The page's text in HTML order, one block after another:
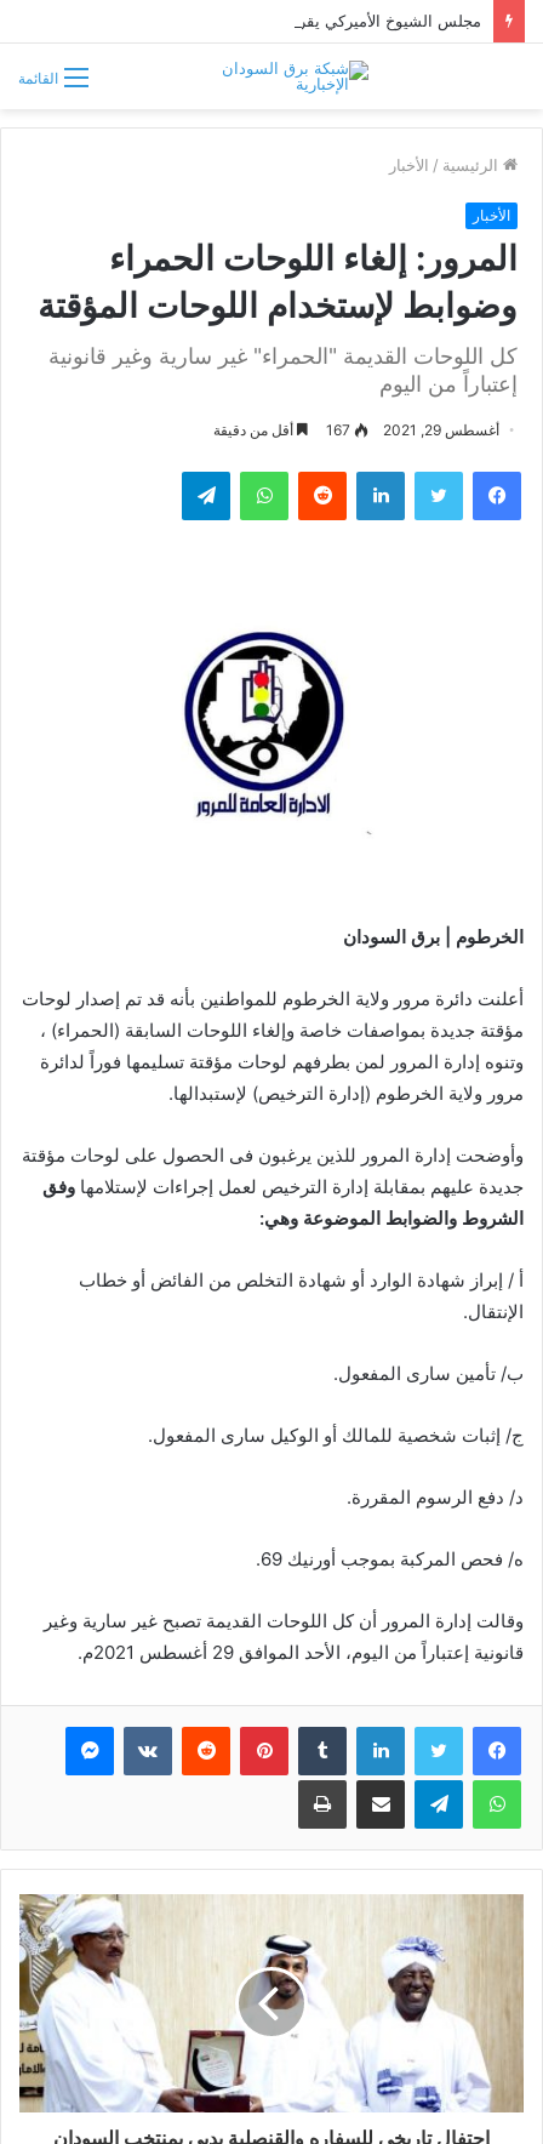
القائمة
الرئيسية / الأخبار
الأخبار
المرور: إلغاء اللوحات الحمراء
وضوابط لإستخدام اللوحات المؤقتة
كل اللوحات القديمة "الحمراء" غير سارية وغير قانونية
إعتباراً من اليوم
أغسطس 29, 2021 167 أقل من دقيقة
فيسبوك تويتر لينكدإن واتساب تيلقرام
الخرطوم | برق السودان
أعلنت دائرة مرور ولاية الخرطوم للمواطنين بأنه قد تم إصدار لوحات
مؤقتة جديدة بمواصفات خاصة وإلغاء اللوحات السابقة (الحمراء) ،
وتنوه إدارة المرور لمن بطرفهم لوحات مؤقتة تسليمها فوراً لدائرة
مرور ولاية الخرطوم (إدارة الترخيص) لإستبدالها.
وأوضحت إدارة المرور للذين يرغبون فى الحصول على لوحات مؤقتة
جديدة عليهم بمقابلة إدارة الترخيص لعمل إجراءات لإستلامها وفق
الشروط والضوابط الموضوعة وهي:
أ / إبراز شهادة الوارد أو شهادة التخلص من الفائض أو خطاب
الإنتقال.
ب/ تأمين سارى المفعول.
ج/ إثبات شخصية للمالك أو الوكيل سارى المفعول.
د/ دفع الرسوم المقررة.
ه/ فحص المركبة بموجب أورنيك 69.
وقالت إدارة المرور أن كل اللوحات القديمة تصبح غير سارية وغير
قانونية إعتباراً من اليوم، الأحد الموافق 29 أغسطس 2021م.
فيسبوك تويتر لينكدإن بينتيريست ماسنجر
واتساب تيلقرام مشاركة عبر البريد طباعة
إحتفال تاريخى للسفاره والقنصلية بدبى بمنتخب السودان